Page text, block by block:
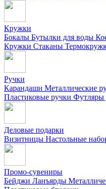
Кружки
Бокалы Бутылки для воды
Кружки Стаканы
Ручки
Карандаши Металлические
Пластиковые ручки Футляры
Деловые подарки
Визитницы Настольные
Промо-сувениры
Бейджи Ланъярды